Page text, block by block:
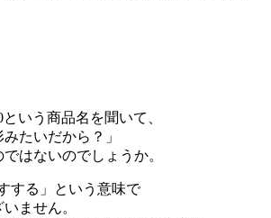
いう商品名を聞いて、
たいだから？」
はないのでしょうか。
する」という意味で
ません。